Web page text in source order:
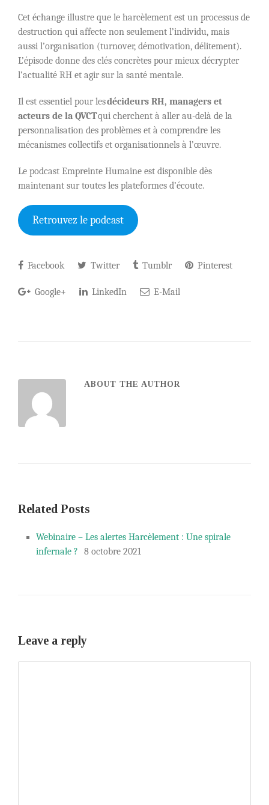
Cet échange illustre que le harcèlement est un processus de
destruction qui affecte non seulement l’individu, mais
aussi l’organisation (turnover, démotivation, délitement).
L’épisode donne des clés concrètes pour mieux décrypter
l’actualité RH et agir sur la santé mentale.
Il est essentiel pour lesdécideurs RH, managers et
acteurs de la QVCTqui cherchent à aller au-delà de la
personnalisation des problèmes et à comprendre les
mécanismes collectifs et organisationnels à l’œuvre.
Le podcast Empreinte Humaine est disponible dès
maintenant sur toutes les plateformes d’écoute.
Retrouvez le podcast
Facebook Twitter Tumblr Pinterest
Google+ LinkedIn E-Mail
ABOUT THE AUTHOR
Related Posts
Webinaire – Les alertes Harcèlement : Une spirale
infernale ?
8 octobre 2021
Leave a reply